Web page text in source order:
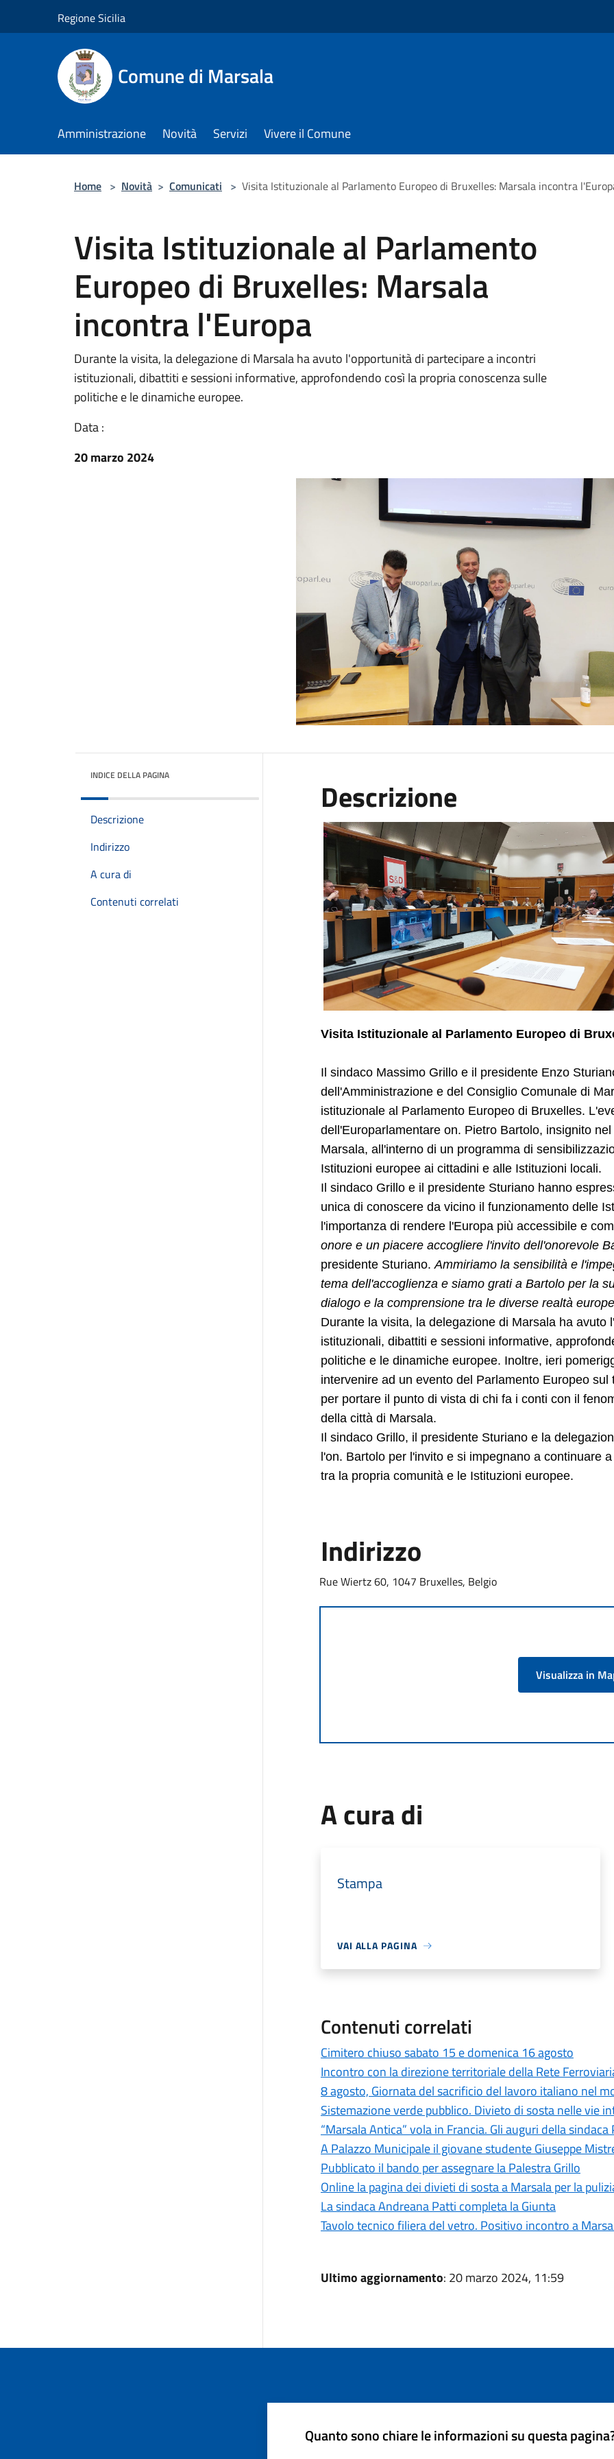
Regione Sicilia
Comune di Marsala
Amministrazione Novità Servizi Vivere il Comune
Home > Novità > Comunicati > Visita Istituzionale al Parlamento Europeo di Bruxelles: Marsala incontra
Visita Istituzionale al Parlamento
Europeo di Bruxelles: Marsala
incontra l'Europa
Durante la visita, la delegazione di Marsala ha avuto l'opportunità di partecipare a incontri
istituzionali, dibattiti e sessioni informative, approfondendo così la propria conoscenza sulle
politiche e le dinamiche europee.
Data :
20 marzo 2024
INDICE DELLA PAGINA
Descrizione
Indirizzo
A cura di
Contenuti correlati
Descrizione
Visita Istituzionale al Parlamento Europeo di
Il sindaco Massimo Grillo e il presidente Enzo
dell'Amministrazione e del Consiglio Comunale di
istituzionale al Parlamento Europeo di Bruxelles.
dell'Europarlamentare on. Pietro Bartolo, insignito
Marsala, all'interno di un programma di
Istituzioni europee ai cittadini e alle Istituzioni locali.
Il sindaco Grillo e il presidente Sturiano hanno
unica di conoscere da vicino il funzionamento delle
l'importanza di rendere l'Europa più accessibile e
onore e un piacere accogliere l'invito dell'onorevole
presidente Sturiano.Ammiriamo la sensibilità e
tema dell'accoglienza e siamo grati a Bartolo per la
dialogo e la comprensione tra le diverse realtà
Durante la visita, la delegazione di Marsala ha avuto
istituzionali, dibattiti e sessioni informative,
politiche e le dinamiche europee. Inoltre, ieri
intervenire ad un evento del Parlamento Europeo
per portare il punto di vista di chi fa i conti con il
della città di Marsala.
Il sindaco Grillo, il presidente Sturiano e la
l'on. Bartolo per l'invito e si impegnano a continuare
tra la propria comunità e le Istituzioni europee.
Indirizzo
Rue Wiertz 60, 1047 Bruxelles, Belgio
Visualizza in
A cura di
Stampa
VAI ALLA PAGINA
Contenuti correlati
Cimitero chiuso sabato 15 e domenica 16 agosto
Incontro con la direzione territoriale della Rete
8 agosto, Giornata del sacrificio del lavoro italiano nel
Sistemazione verde pubblico. Divieto di sosta nelle vie
“Marsala Antica” vola in Francia. Gli auguri della sindaca
A Palazzo Municipale il giovane studente Giuseppe
Pubblicato il bando per assegnare la Palestra Grillo
Online la pagina dei divieti di sosta a Marsala per la
La sindaca Andreana Patti completa la Giunta
Tavolo tecnico filiera del vetro. Positivo incontro a
Ultimo aggiornamento: 20 marzo 2024, 11:59
Quanto sono chiare le informazioni su questa